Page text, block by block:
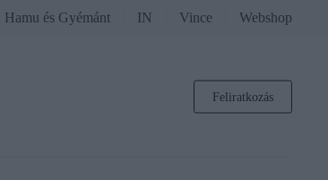
Hamu és Gyémánt IN Vince Webshop
Feliratkozás